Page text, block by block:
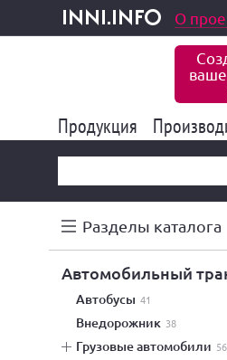
inni.info
и услуги О
Продукция 177 843
Разделы каталога
автомобильный
автобусы 41
внедорожник 38
грузовые автомобили